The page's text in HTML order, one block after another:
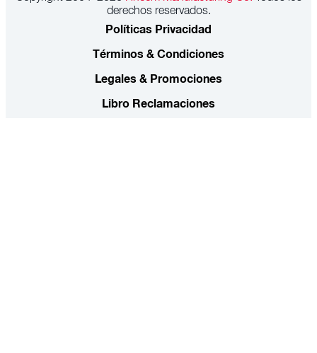
derechos reservados.
Políticas Privacidad
Términos & Condiciones
Legales & Promociones
Libro Reclamaciones